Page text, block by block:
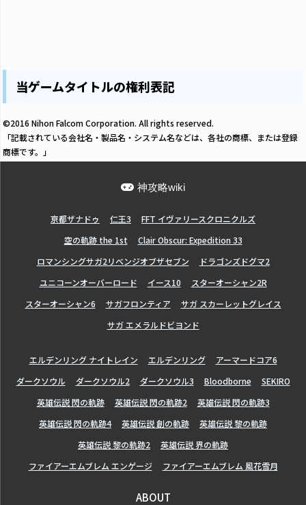
当ゲームタイトルの権利表記
©2016 Nihon Falcom Corporation. All rights reserved.
「記載されている会社名・製品名・システム名などは、各社の商標、または登録
商標です。」
神攻略wiki
亰都ザナドゥ 仁王3
FFT イヴァリースクロニクルズ
空の軌跡 the 1st
Clair Obscur: Expedition 33
ロマンシングサガ2リベンジオブザセブン
ドラゴンズドグマ2
ユニコーンオーバーロード
イース10
スターオーシャン2R
スターオーシャン6
サガフロンティア
サガ スカーレットグレイス
サガ エメラルドビヨンド
エルデンリング ナイトレイン エルデンリング
アーマードコア6
ダークソウル
ダークソウル2 ダークソウル3 Bloodborne
SEKIRO
英雄伝説 閃の軌跡
英雄伝説 閃の軌跡2
英雄伝説 閃の軌跡3
英雄伝説 閃の軌跡4
英雄伝説 創の軌跡
英雄伝説 黎の軌跡
英雄伝説 黎の軌跡2
英雄伝説 界の軌跡
ファイアーエムブレム エンゲージ
ファイアーエムブレム 風花雪月
ABOUT